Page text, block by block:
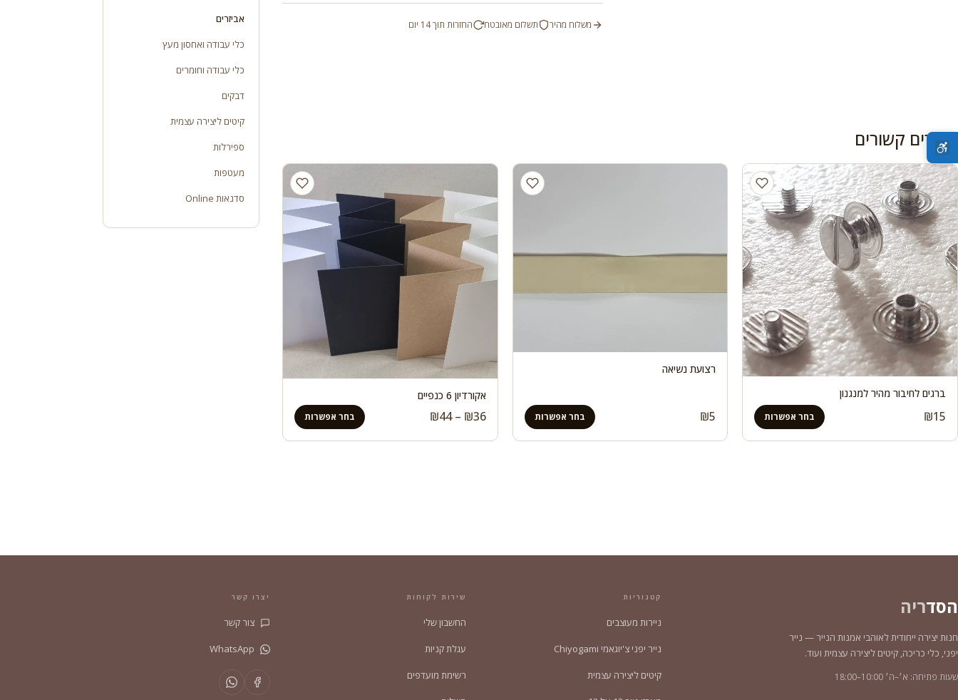
משלוח מהיר תשלום מאובטח החזרות תוך 14 יום
מוצרים קשורים
ברגים לחיבור מהיר למנגנון
₪15 בחר אפשרות
רצועת נשיאה
₪5 בחר אפשרות
אקורדיון 6 כנפיים
₪36
–
₪44 בחר אפשרות
אביזרים
כלי עבודה ואחסון מעץ
כלי עבודה וחומרים
דבקים
קיטים ליצירה עצמית
ספירלות
מעטפות
סדנאות Online
הסדריה
חנות יצירה ייחודית לאוהבי אמנות הנייר — נייר
יפני, כלי כריכה, קיטים ליצירה עצמית ועוד.
שעות פתיחה: א׳–ה׳ 10:00–18:00
קטגוריות
ניירות מעוצבים
נייר יפני צ'יוגאמי Chiyogami
קיטים ליצירה עצמית
שירות לקוחות
החשבון שלי
עגלת קניות
רשימת מועדפים
יצרו קשר
צור קשר